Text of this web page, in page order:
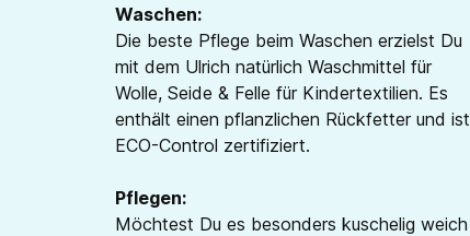
Waschen:
Die beste Pflege beim Waschen erzielst Du
mit dem Ulrich natürlich Waschmittel für
Wolle, Seide & Felle für Kindertextilien. Es
enthält einen pflanzlichen Rückfetter und ist
ECO-Control zertifiziert.
Pflegen:
Möchtest Du es besonders kuschelig weich